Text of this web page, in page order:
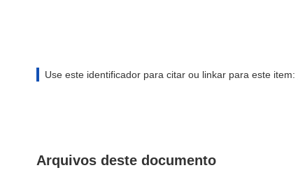
Use este identificador para citar ou linkar para este item:
Arquivos deste documento